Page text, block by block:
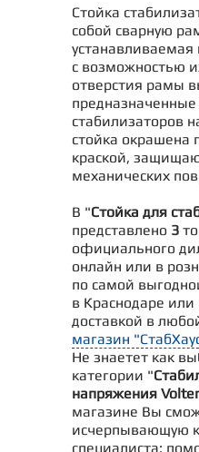
Стойка
собой сварную
устанавливаемая
с возможностью
отверстия рамы
стабилизаторов
стойка окрашена
краской,
механических
В "Стойка для
представлено 3
официального
онлайн или в
по самой
в Краснодаре или
доставкой в
магазин
Не знаетет как
категории "
напряжения Volter
магазине Вы
исчерпывающую
специалиста: